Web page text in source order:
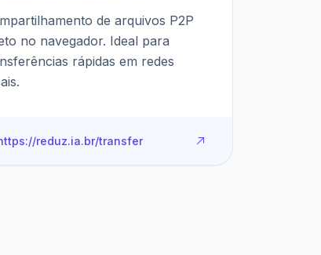
de arquivos P2P
no navegador. Ideal para
rápidas em redes
reduz.ia.br/transfer